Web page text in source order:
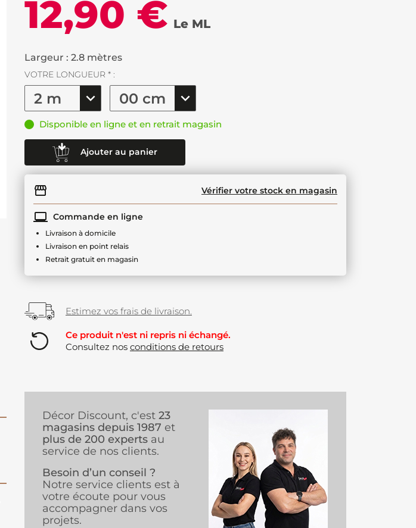
12,90 € Le ML
Largeur : 2.8 mètres
VOTRE LONGUEUR * :
Disponible en ligne et en retrait magasin
Ajouter au panier
Vérifier votre stock en magasin
Commande en ligne
Livraison à domicile
Livraison en point relais
Retrait gratuit en magasin
Estimez vos frais de livraison.
Ce produit n'est ni repris ni échangé.
Consultez nos conditions de retours
Décor Discount, c'est 23
magasins depuis 1987 et
plus de 200 experts au
service de nos clients.
Besoin d’un conseil ?
Notre service clients est à
votre écoute pour vous
accompagner dans vos
projets.